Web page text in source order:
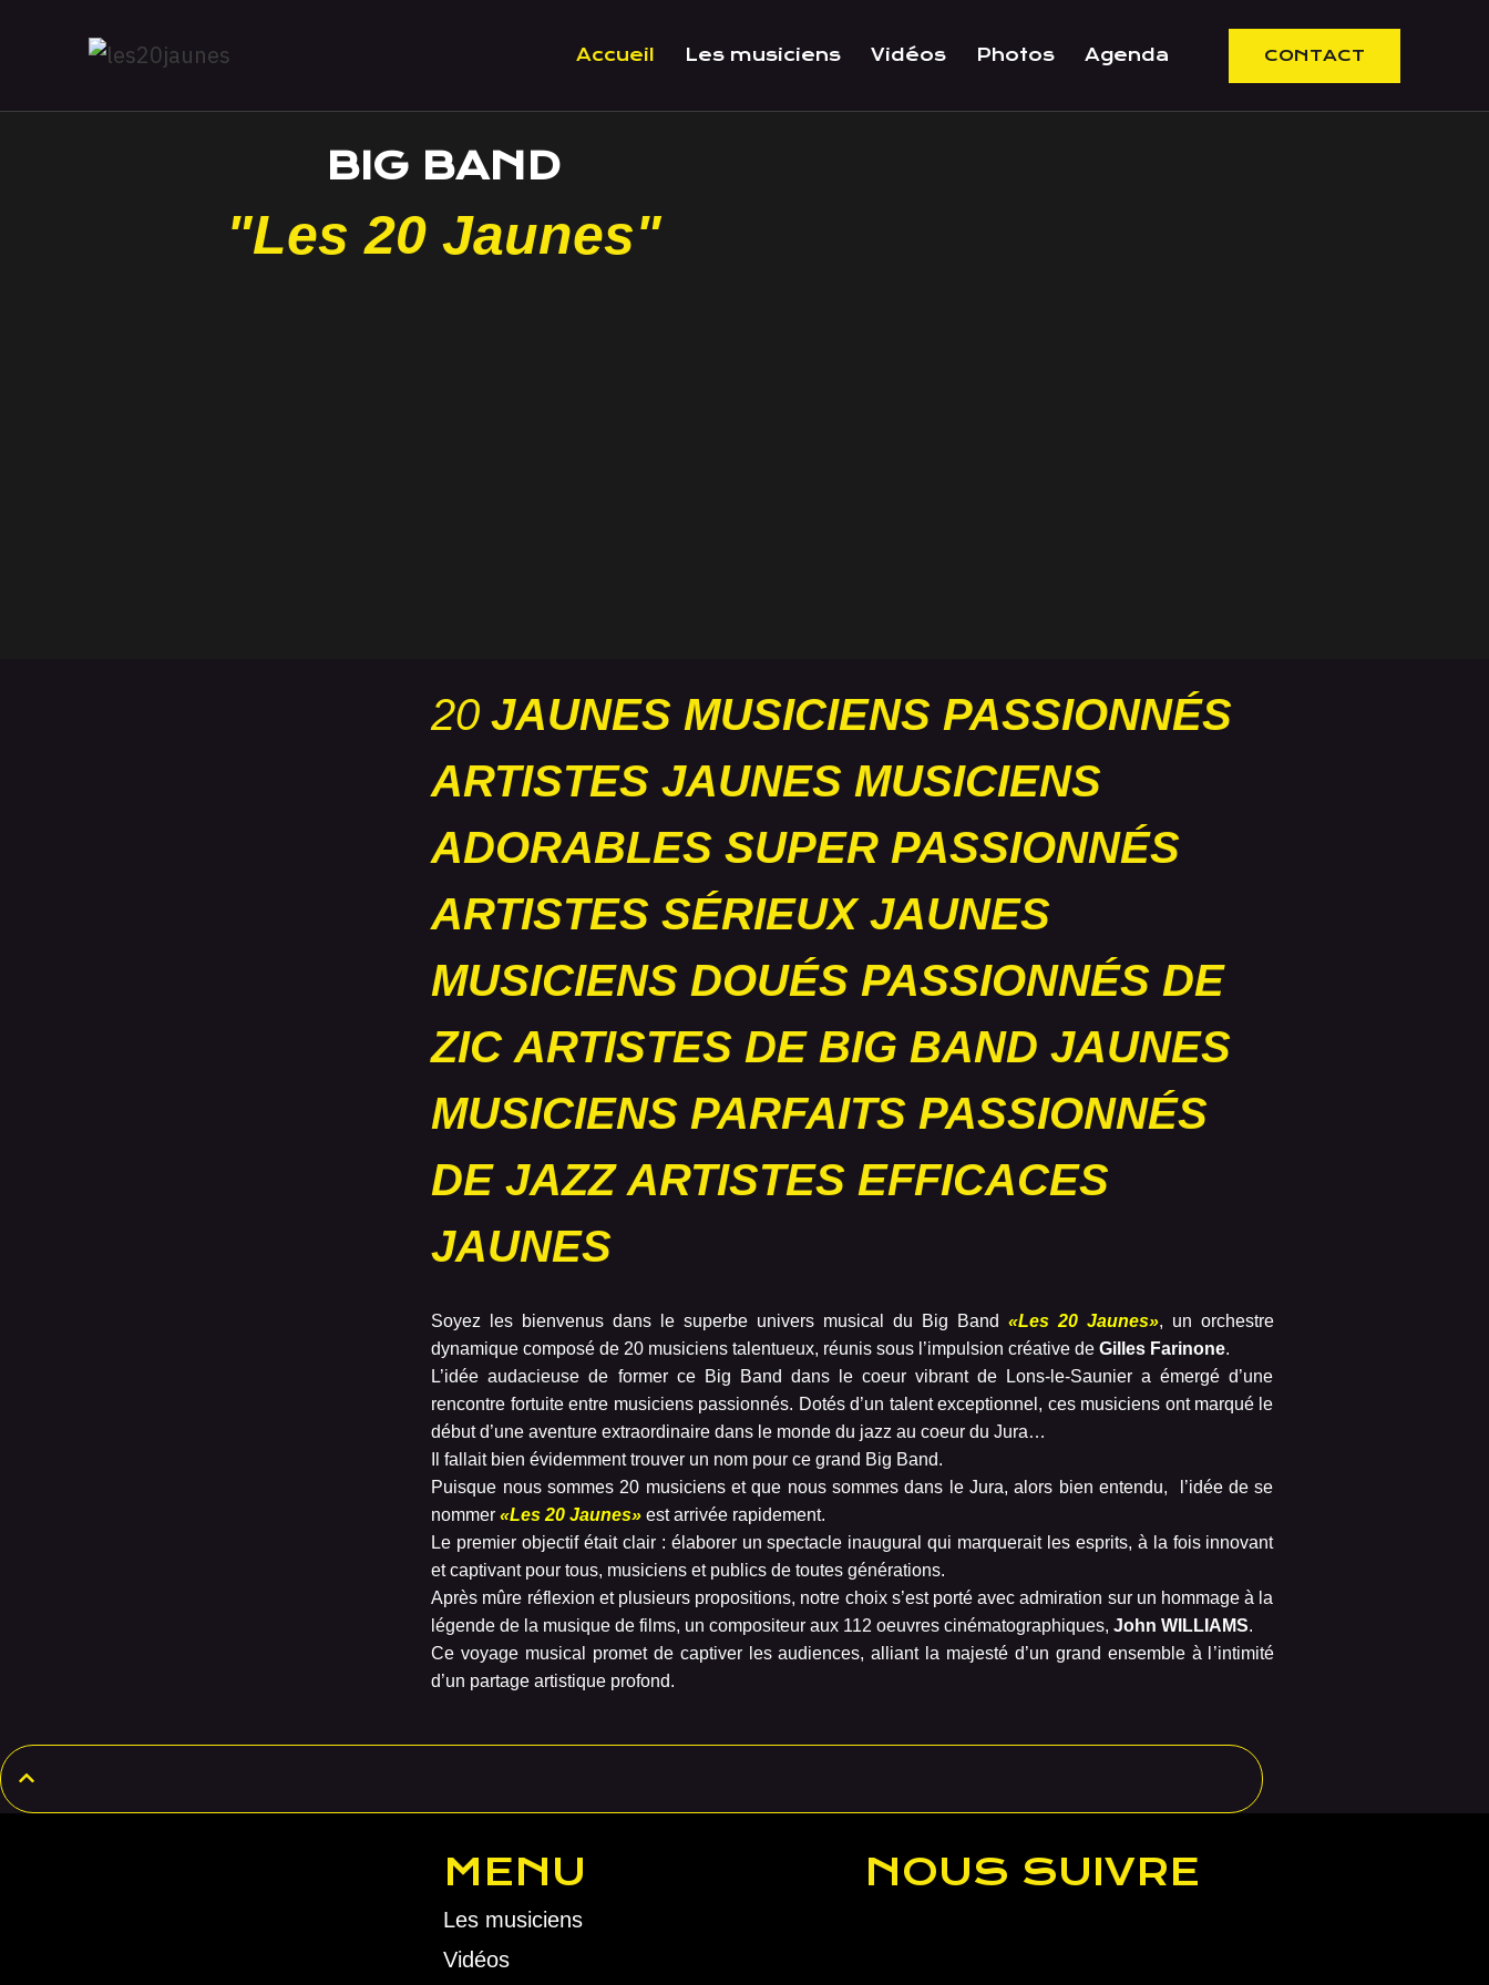
Accueil Les musiciens Vidéos Photos Agenda CONTACT
BIG BAND
"Les 20 Jaunes"
20 JAUNES MUSICIENS PASSIONNÉS
ARTISTES JAUNES MUSICIENS
ADORABLES SUPER PASSIONNÉS
ARTISTES SÉRIEUX JAUNES
MUSICIENS DOUÉS PASSIONNÉS DE
ZIC ARTISTES DE BIG BAND JAUNES
MUSICIENS PARFAITS PASSIONNÉS
DE JAZZ ARTISTES EFFICACES
JAUNES
Soyez les bienvenus dans le superbe univers musical du Big Band «Les 20 Jaunes», un orchestre
dynamique composé de 20 musiciens talentueux, réunis sous l’impulsion créative deGilles Farinone.
L’idée audacieuse de former ce Big Band dans le coeur vibrant de Lons-le-Saunier a émergé d’une
rencontre fortuite entre musiciens passionnés. Dotés d’un talent exceptionnel, ces musiciens ont marqué le
début d’une aventure extraordinaire dans le monde du jazz au coeur du Jura…
Il fallait bien évidemment trouver un nom pour ce grand Big Band.
Puisque nous sommes 20 musiciens et que nous sommes dans le Jura, alors bien entendu, l’idée de se
nommer«Les 20 Jaunes» est arrivée rapidement.
Le premier objectif était clair : élaborer un spectacle inaugural qui marquerait les esprits, à la fois innovant
et captivant pour tous, musiciens et publics de toutes générations.
Après mûre réflexion et plusieurs propositions, notre choix s’est porté avec admiration sur un hommage à la
légende de la musique de films, un compositeur aux 112 oeuvres cinématographiques,John WILLIAMS.
Ce voyage musical promet de captiver les audiences,alliant la majesté d’un grand ensemble à l ’intimité
d’un partage artistique profond.
MENU
Les musiciens
Vidéos
NOUS SUIVRE